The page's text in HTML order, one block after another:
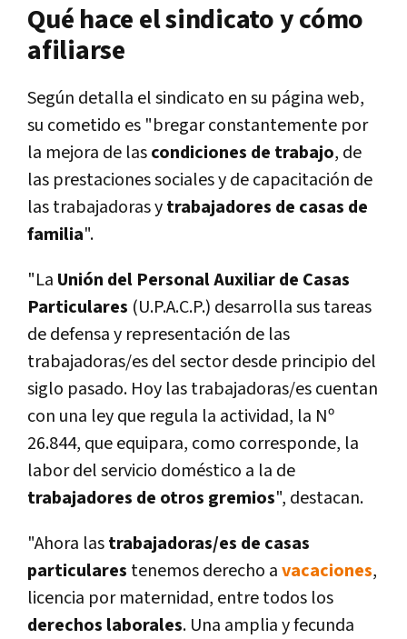
Qué hace el sindicato y cómo
afiliarse
Según detalla el sindicato en su página web,
su cometido es "bregar constantemente por
la mejora de lascondiciones de trabajo, de
las prestaciones sociales y de capacitación de
las trabajadoras ytrabajadores de casas de
familia".
"La Unión del Personal Auxiliar de Casas
Particulares (U.P.A.C.P.) desarrolla sus tareas
de defensa y representación de las
trabajadoras/es del sector desde principio del
siglo pasado. Hoy las trabajadoras/es cuentan
con una ley que regula la actividad, la Nº
26.844, que equipara, como corresponde, la
labor del servicio doméstico a la de
trabajadores de otros gremios", destacan.
"Ahora lastrabajadoras/es de casas
particulares tenemos derecho avacaciones,
licencia por maternidad, entre todos los
derechos laborales. Una amplia y fecunda